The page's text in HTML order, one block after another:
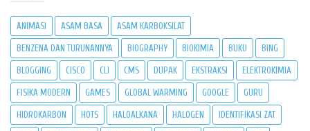
ANIMASI ASAM BASA ASAM KARBOKSILAT
BENZENA DAN TURUNANNYA BIOGRAPHY BIOKIMIA BUKU BING
BLOGGING CISCO CLI CMS DUPAK EKSTRAKSI ELEKTROKIMIA
FISIKA MODERN GAMES GLOBAL WARMING GOOGLE GURU
HIDROKARBON HOTS HALOALKANA HALOGEN IDENTIFIKASI ZAT